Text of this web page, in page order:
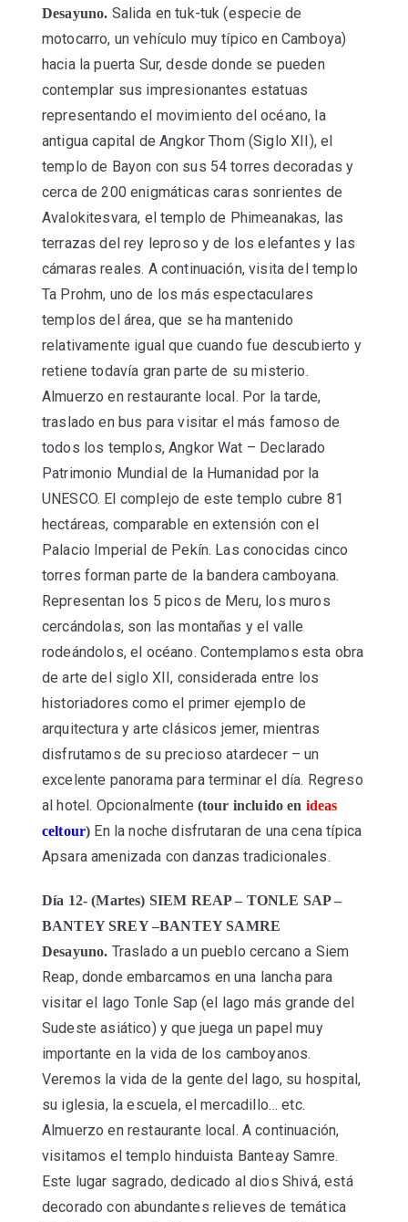
Desayuno. Salida en tuk-tuk (especie de
motocarro, un vehículo muy típico en Camboya)
hacia la puerta Sur, desde donde se pueden
contemplar sus impresionantes estatuas
representando el movimiento del océano, la
antigua capital de Angkor Thom (Siglo XII), el
templo de Bayon con sus 54 torres decoradas y
cerca de 200 enigmáticas caras sonrientes de
Avalokitesvara, el templo de Phimeanakas, las
terrazas del rey leproso y de los elefantes y las
cámaras reales. A continuación, visita del templo
Ta Prohm, uno de los más espectaculares
templos del área, que se ha mantenido
relativamente igual que cuando fue descubierto y
retiene todavía gran parte de su misterio.
Almuerzo en restaurante local. Por la tarde,
traslado en bus para visitar el más famoso de
todos los templos, Angkor Wat – Declarado
Patrimonio Mundial de la Humanidad por la
UNESCO. El complejo de este templo cubre 81
hectáreas, comparable en extensión con el
Palacio Imperial de Pekín. Las conocidas cinco
torres forman parte de la bandera camboyana.
Representan los 5 picos de Meru, los muros
cercándolas, son las montañas y el valle
rodeándolos, el océano. Contemplamos esta obra
de arte del siglo XII, considerada entre los
historiadores como el primer ejemplo de
arquitectura y arte clásicos jemer, mientras
disfrutamos de su precioso atardecer – un
excelente panorama para terminar el día. Regreso
al hotel. Opcionalmente (tour incluido en ideas
celtour) En la noche disfrutaran de una cena típica
Apsara amenizada con danzas tradicionales.
Día 12- (Martes) SIEM REAP – TONLE SAP –
BANTEY SREY –BANTEY SAMRE
Desayuno. Traslado a un pueblo cercano a Siem
Reap, donde embarcamos en una lancha para
visitar el lago Tonle Sap (el lago más grande del
Sudeste asiático) y que juega un papel muy
importante en la vida de los camboyanos.
Veremos la vida de la gente del lago, su hospital,
su iglesia, la escuela, el mercadillo… etc.
Almuerzo en restaurante local. A continuación,
visitamos el templo hinduista Banteay Samre.
Este lugar sagrado, dedicado al dios Shivá, está
decorado con abundantes relieves de temática